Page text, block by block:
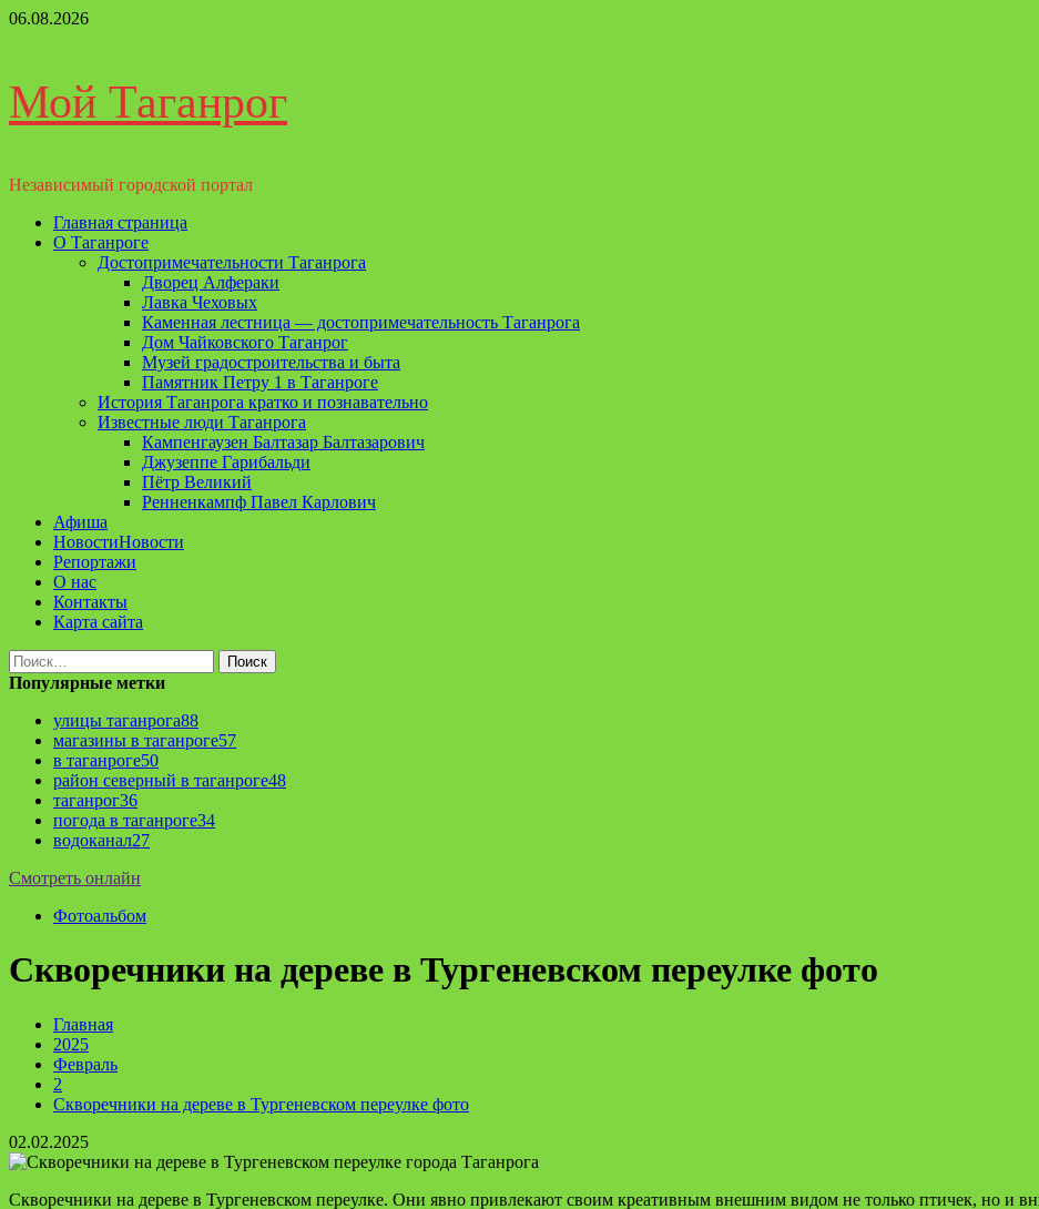
Перейти
06.08.2026
Мой Таганрог
Независимый городской портал
Основное
меню
Главная страница
О Таганроге
Достопримечательности Таганрога
Дворец Алфераки
Лавка Чеховых
Каменная лестница — достопримечательность Таганрога
Дом Чайковского Таганрог
Музей градостроительства и быта
Памятник Петру 1 в Таганроге
История Таганрога кратко и познавательно
Известные люди Таганрога
Кампенгаузен Балтазар Балтазарович
Джузеппе Гарибальди
Пётр Великий
Ренненкампф Павел Карлович
Афиша
НовостиНовости
Репортажи
О нас
Контакты
Карта сайта
Найти:
Популярные метки
улицы таганрога88
магазины в таганроге57
в таганроге50
район северный в таганроге48
таганрог36
погода в таганроге34
водоканал27
Смотреть онлайн
Фотоальбом
Скворечники на дереве в Тургеневском переулке фото
Главная
2025
Февраль
2
Скворечники на дереве в Тургеневском переулке фото
02.02.2025
Скворечники на дереве в Тургеневском переулке. Они явно привлекают своим креативным внешним видом не только птичек, но и